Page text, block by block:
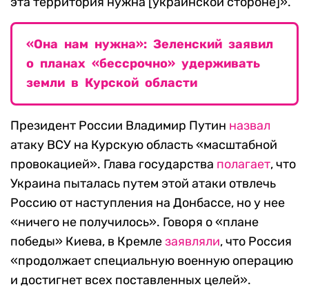
«Она нам нужна»: Зеленский заявил
о планах «бессрочно» удерживать
земли в Курской области
Президент России Владимир Путин назвал
атаку ВСУ на Курскую область «масштабной
провокацией». Глава государства полагает, что
Украина пыталась путем этой атаки отвлечь
Россию от наступления на Донбассе, но у нее
«ничего не получилось». Говоря о «плане
победы» Киева, в Кремлезаявляли, что Россия
«продолжает специальную военную операцию
и достигнет всех поставленных целей».